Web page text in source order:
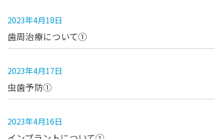
2023年4月18日
歯周治療について①
2023年4月17日
虫歯予防①
2023年4月16日